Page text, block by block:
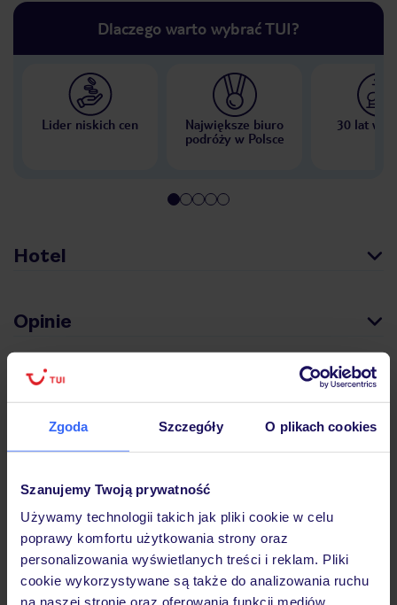
Zgoda Szczegóły O plikach cookies
Szanujemy Twoją prywatność
Używamy technologii takich jak pliki cookie w celu
poprawy komfortu użytkowania strony oraz
personalizowania wyświetlanych treści i reklam. Pliki
cookie wykorzystywane są także do analizowania ruchu
na naszej stronie oraz oferowania funkcji mediów
Dlaczego warto wybrać TUI?
Lider niskich cen
Największe biuro
podróży w Polsce
30 lat w
Hotel
Opinie
Pokoje
Wyżywienie
Atrakcje
Ważne informacje